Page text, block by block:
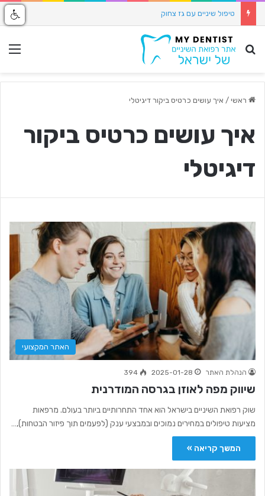
טיפולי שיניים בלייזר
חיפוש באתר
ראשי / איך עושים כרטיס ביקור דיגיטלי
איך עושים כרטיס ביקור
דיגיטלי
האתר המקצועי
הנהלת האתר 2025-01-28
394
שיווק מפה לאוזן בגרסה המודרנית
שוק רפואת השיניים בישראל הוא אחד התחרותיים ביותר בעולם. מרפאות
מציעות טיפולים במחירים נמוכים ובמבצעי ענק (לפעמים תוך פיזור הבטחות),…
המשך קריאה »